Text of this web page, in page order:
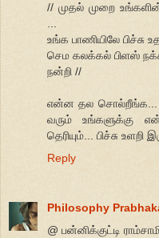
// முதல் முறை
உங்க பாணியிலே பிச்சு
செம கலக்கல் பிளஸ்
நன்றி //
என்ன தல சொல்றீங்க...
வரும் உங்களுக்கு
தெரியும்... பிச்சு உளறி
Reply
Philosophy
@ பன்னிக்குட்டி